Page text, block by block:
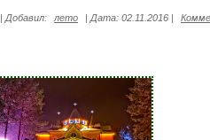
| Добавил: лето | Дата: 02.11.2016 |